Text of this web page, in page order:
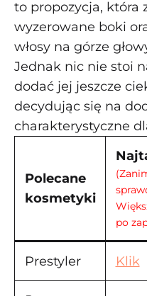
to propozycja, która
wyzerowane boki
włosy na górze
Jednak nic nie stoi
dodać jej jeszcze
decydując się na
charakterystyczne
Polecane
kosmetyki
po
Prestyler Klik